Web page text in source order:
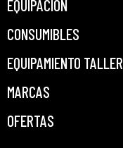
EQUIPACIÓN
CONSUMIBLES
EQUIPAMIENTO TALLER
MARCAS
OFERTAS